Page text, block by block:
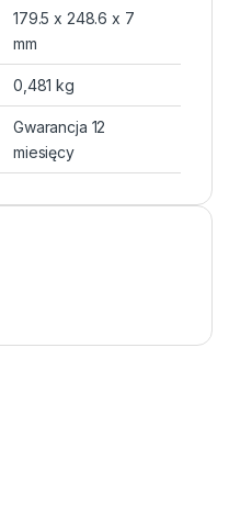
179.5 x 248.6 x 7
mm
0,481 kg
Gwarancja 12
miesięcy